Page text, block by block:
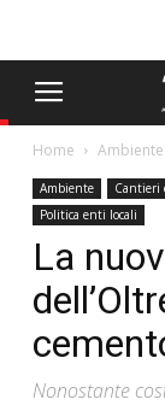
Home Ambiente
Ambiente Cantieri
Politica enti locali
La
Nonostante